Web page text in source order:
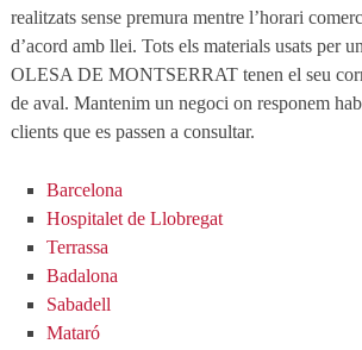
realitzats sense premura mentre l’horari
d’acord amb llei. Tots els materials usats per
OLESA DE MONTSERRAT tenen el seu
de aval. Mantenim un negoci on responem
clients que es passen a consultar.
Barcelona
Hospitalet de Llobregat
Terrassa
Badalona
Sabadell
Mataró